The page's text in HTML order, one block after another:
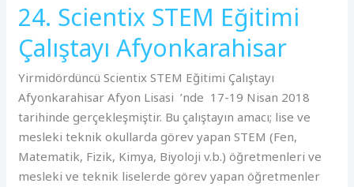
24. Scientix STEM Eğitimi
Çalıştayı Afyonkarahisar
Yirmidördüncü Scientix STEM Eğitimi Çalıştayı
Afyonkarahisar Afyon Lisasi ’nde 17-19 Nisan 2018
tarihinde gerçekleşmiştir. Bu çalıştayın amacı; lise ve
mesleki teknik okullarda görev yapan STEM (Fen,
Matematik, Fizik, Kimya, Biyoloji v.b.) öğretmenleri ve
mesleki ve teknik liselerde görev yapan öğretmenler